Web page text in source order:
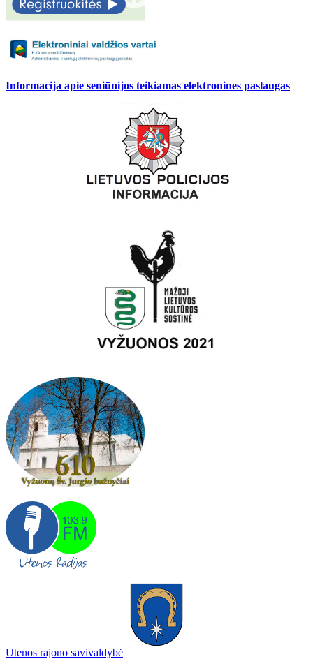
Informacija apie seniūnijos teikiamas elektronines paslaugas
Utenos rajono savivaldybė